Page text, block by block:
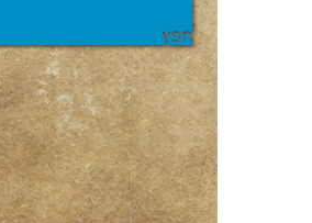
הנחת אתר ספר מודפס
$28
$25